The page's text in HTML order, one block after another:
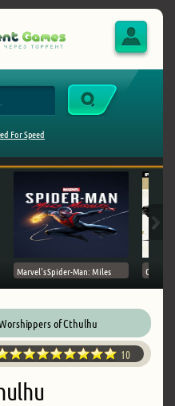
For Speed
Marvel's Spider-Man: Miles Ghost
of Cthulhu
10